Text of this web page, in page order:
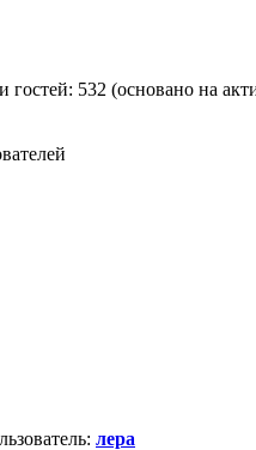
532 (основано на
лера